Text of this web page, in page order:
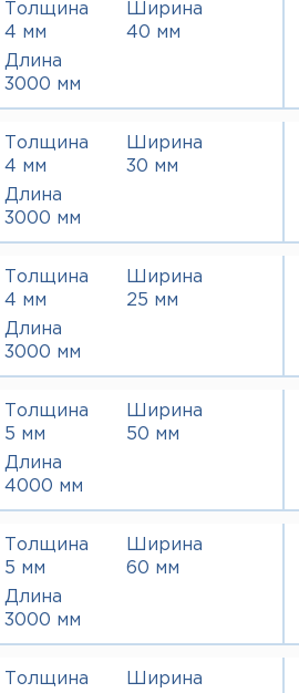
Толщина
4 мм
Ширина
40 мм
Длина
3000 мм
Толщина
4 мм
Ширина
30 мм
Длина
3000 мм
Толщина
4 мм
Ширина
25 мм
Длина
3000 мм
Толщина
5 мм
Ширина
50 мм
Длина
4000 мм
Толщина
5 мм
Ширина
60 мм
Длина
3000 мм
Толщина
Ширина